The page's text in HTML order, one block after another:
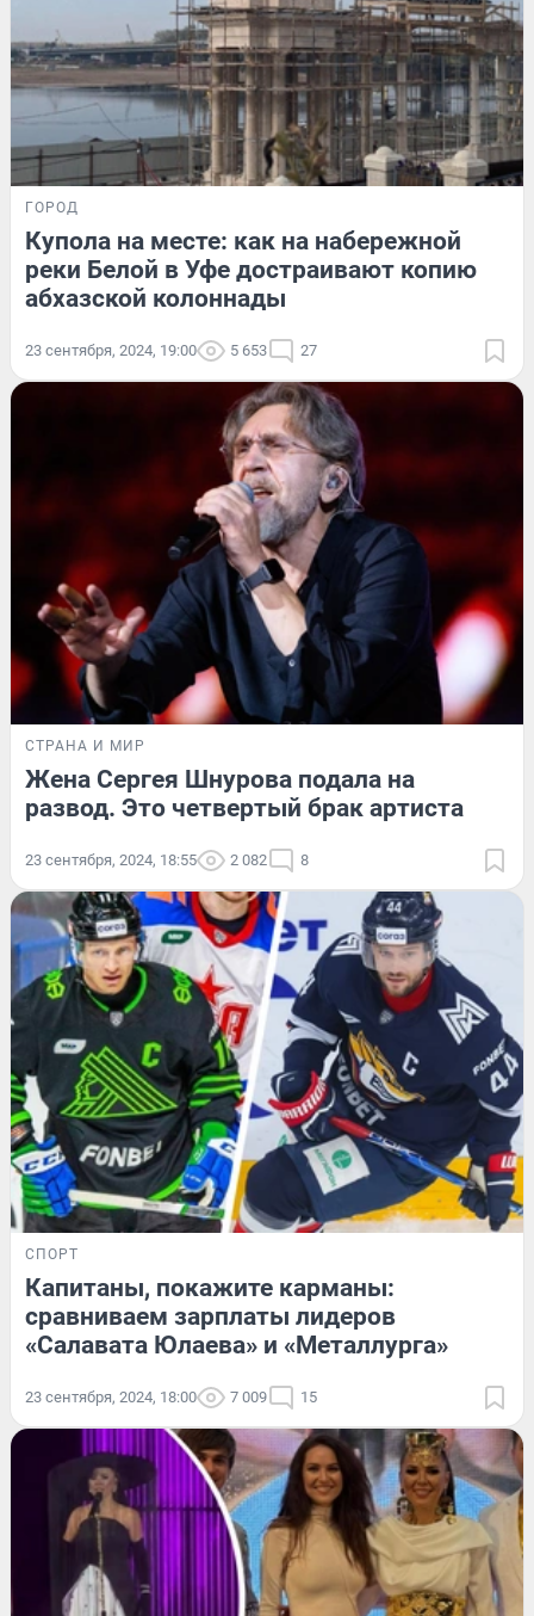
ГОРОД
Купола на месте: как на набережной
реки Белой в Уфе достраивают копию
абхазской колоннады
23 сентября, 2024, 19:00 5 653 27
СТРАНА И МИР
Жена Сергея Шнурова подала на
развод. Это четвертый брак артиста
23 сентября, 2024, 18:55 2 082 8
СПОРТ
Капитаны, покажите карманы:
сравниваем зарплаты лидеров
«Салавата Юлаева» и «Металлурга»
23 сентября, 2024, 18:00 7 009 15